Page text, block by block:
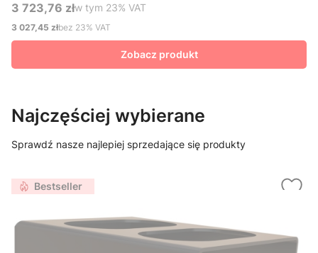
Cena brutto
3 723,76 złw tym %s VAT
w tym 23% VAT
Cena netto
3 027,45 złbez 23% VAT
Zobacz produkt
Najczęściej wybierane
Sprawdź nasze najlepiej sprzedające się produkty
Bestseller